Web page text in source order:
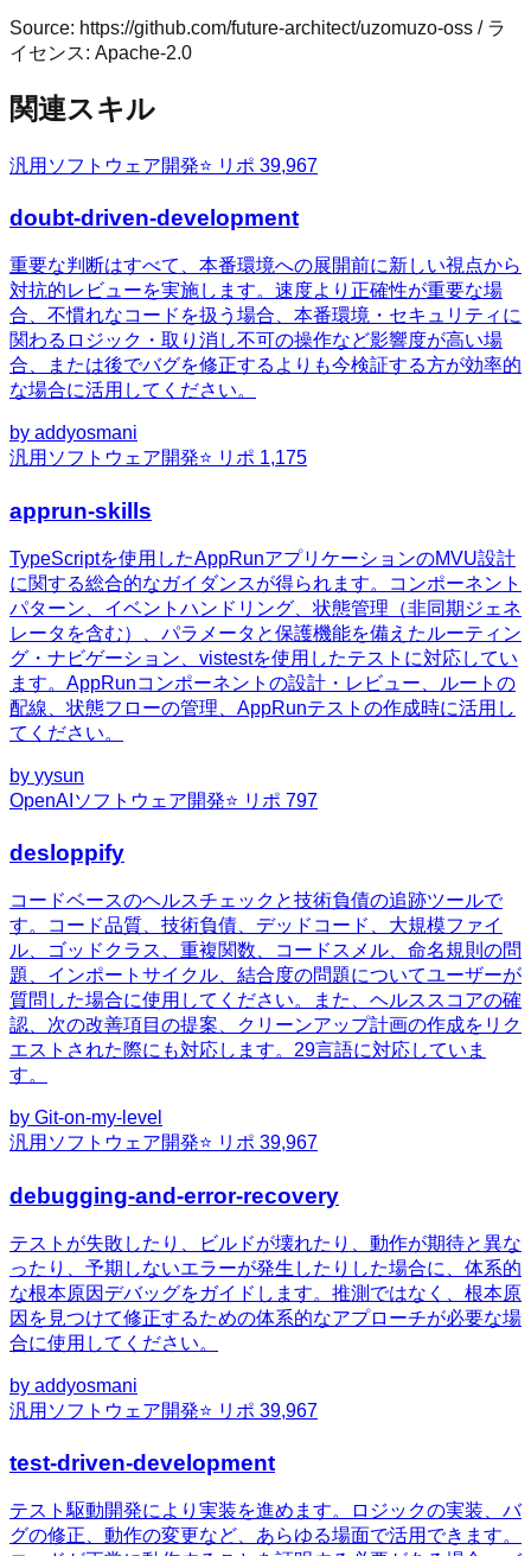
Source: https://github.com/future-architect/uzomuzo-oss / ラ
イセンス: Apache-2.0
関連スキル
汎用 ソフトウェア開発⭐ リポ 39,967
doubt-driven-development
重要な判断はすべて、本番環境への展開前に新しい視点から
対抗的レビューを実施します。速度より正確性が重要な場
合、不慣れなコードを扱う場合、本番環境・セキュリティに
関わるロジック・取り消し不可の操作など影響度が高い場
合、または後でバグを修正するよりも今検証する方が効率的
な場合に活用してください。
by addyosmani
汎用 ソフトウェア開発⭐ リポ 1,175
apprun-skills
TypeScriptを使用したAppRunアプリケーションのMVU設計
に関する総合的なガイダンスが得られます。コンポーネント
パターン、イベントハンドリング、状態管理（非同期ジェネ
レータを含む）、パラメータと保護機能を備えたルーティン
グ・ナビゲーション、vistestを使用したテストに対応してい
ます。AppRunコンポーネントの設計・レビュー、ルートの
配線、状態フローの管理、AppRunテストの作成時に活用し
てください。
by yysun
OpenAI ソフトウェア開発⭐ リポ 797
desloppify
コードベースのヘルスチェックと技術負債の追跡ツールで
す。コード品質、技術負債、デッドコード、大規模ファイ
ル、ゴッドクラス、重複関数、コードスメル、命名規則の問
題、インポートサイクル、結合度の問題についてユーザーが
質問した場合に使用してください。また、ヘルススコアの確
認、次の改善項目の提案、クリーンアップ計画の作成をリク
エストされた際にも対応します。29言語に対応していま
す。
by Git-on-my-level
汎用 ソフトウェア開発⭐ リポ 39,967
debugging-and-error-recovery
テストが失敗したり、ビルドが壊れたり、動作が期待と異な
ったり、予期しないエラーが発生したりした場合に、体系的
な根本原因デバッグをガイドします。推測ではなく、根本原
因を見つけて修正するための体系的なアプローチが必要な場
合に使用してください。
by addyosmani
汎用 ソフトウェア開発⭐ リポ 39,967
test-driven-development
テスト駆動開発により実装を進めます。ロジックの実装、バ
グの修正、動作の変更など、あらゆる場面で活用できます。